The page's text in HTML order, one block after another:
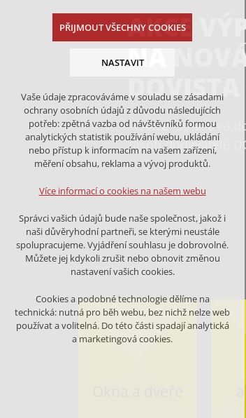
AKCE
NA
✅ Akce -30% trvá
zásob dodavatele
PŘIJMOUT VŠECHNY COOKIES
NASTAVIT
Technická cookies
nutná pro provozování webu
udržení kontextu stránek (session):
případná přihlášení, volby jazyka, apod.
Volitelná cookies
analytická pro anonymizované
vyhodnocení návštěvnosti
marketingová cookies (Google,Facebook)
Více informací o cookies na našem webu
ODMÍTNOUT VŠE
Vaše údaje zpracováváme v souladu se zásadami
ochrany osobních údajů z důvodu následujících
potřeb: zpětná vazba od návštěvníků formou
analytických statistik používání webu, ukládání
nebo přístup k informacím na vašem zařízení,
měření obsahu, reklama a vývoj produktů.
Více informací o cookies na našem webu
Správci vašich údajů bude naše společnost, jakož i
naši důvěryhodní partneři, se kterými neustále
spolupracujeme. Vyjádření souhlasu je dobrovolné.
Můžete jej kdykoli zrušit nebo obnovit změnou
nastavení vašich cookies.
Cookies a podobné technologie dělíme na
technická: nutná pro běh webu, bez nichž nelze web
používat a volitelná. Do této části spadají analytická
a marketingová cookies.